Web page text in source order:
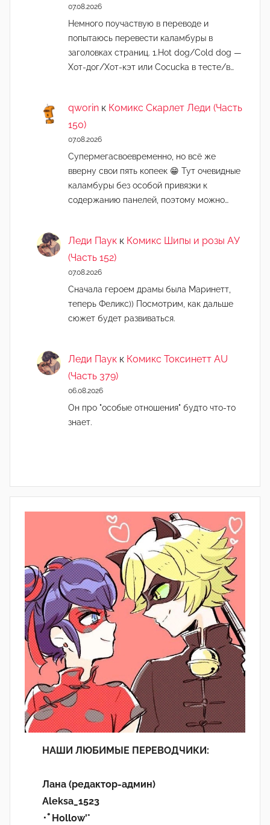
07.08.2026
Немного поучаствую в переводе и
попытаюсь перевести каламбуры в
заголовках страниц. 1.Hot dog/Cold dog —
Хот-дог/Хот-кэт или Cocucka в тесте/в…
qworin к Комикс Скарлет Леди (Часть
150)
07.08.2026
Супермегасвоевременно, но всё же
вверну свои пять копеек 😁 Тут очевидные
каламбуры без особой привязки к
содержанию панелей, поэтому можно…
Леди Паук к Комикс Шипы и розы АУ
(Часть 152)
07.08.2026
Сначала героем драмы была Маринетт,
теперь Феликс)) Посмотрим, как дальше
сюжет будет развиваться.
Леди Паук к Комикс Токсинетт AU
(Часть 379)
06.08.2026
Он про "особые отношения" будто что-то
знает.
НАШИ ЛЮБИМЫЕ ПЕРЕВОДЧИКИ:
Лана (редактор-админ)
Aleksa_1523
･ﾟHollow'°